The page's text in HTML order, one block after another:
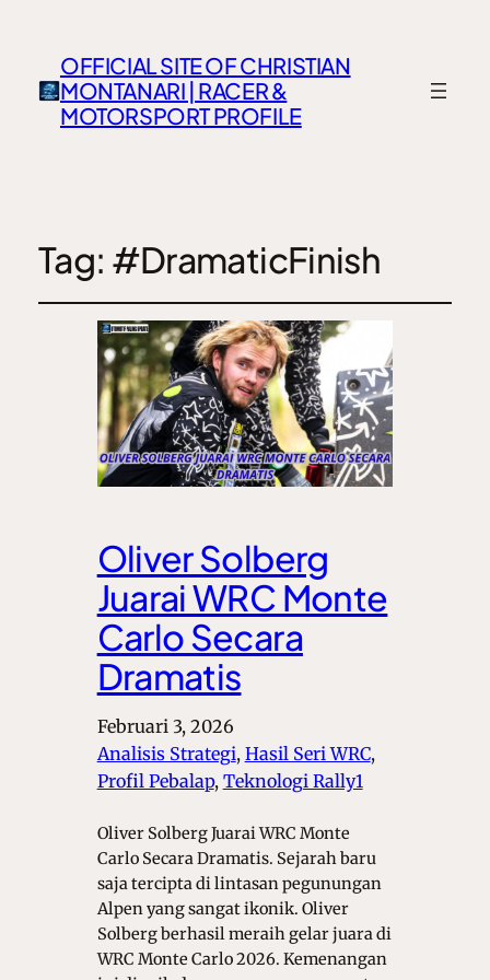
OFFICIAL SITE OF CHRISTIAN
MONTANARI | RACER &
MOTORSPORT PROFILE
Tag: #DramaticFinish
Oliver Solberg
Juarai WRC Monte
Carlo Secara
Dramatis
Februari 3, 2026
Analisis Strategi, Hasil Seri WRC ,
Profil Pebalap, Teknologi Rally1
Oliver Solberg Juarai WRC Monte
Carlo Secara Dramatis. Sejarah baru
saja tercipta di lintasan pegunungan
Alpen yang sangat ikonik. Oliver
Solberg berhasil meraih gelar juara di
WRC Monte Carlo 2026. Kemenangan